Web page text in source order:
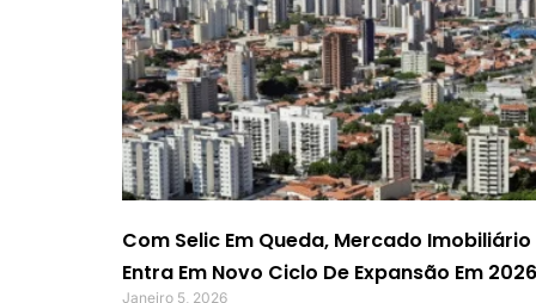
Com Selic Em Queda, Mercado Imobiliário
Entra Em Novo Ciclo De Expansão Em 2026
Janeiro 5, 2026